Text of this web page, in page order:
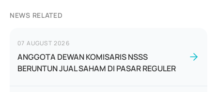
NEWS RELATED
07 AUGUST 2026
ANGGOTA DEWAN KOMISARIS NSSS
BERUNTUN JUAL SAHAM DI PASAR REGULER